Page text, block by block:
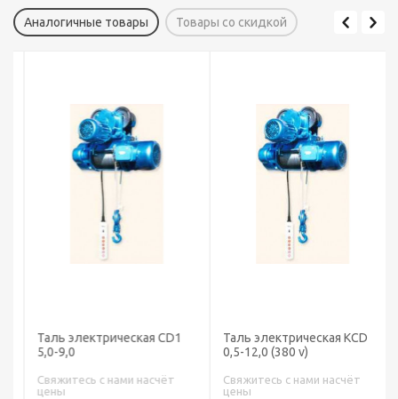
Аналогичные товары Товары со скидкой
Таль электрическая CD1
5,0-9,0
Свяжитесь с нами насчёт
цены
Таль электрическая КCD
0,5-12,0 (380 v)
Свяжитесь с нами насчёт
цены